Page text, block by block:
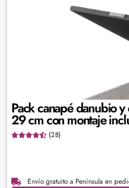
Pack canapé danubio
29 cm con montaje
(28)
Envío gratuito a Península en